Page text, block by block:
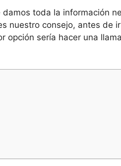
toda la información
nuestro consejo, antes de
sería hacer una